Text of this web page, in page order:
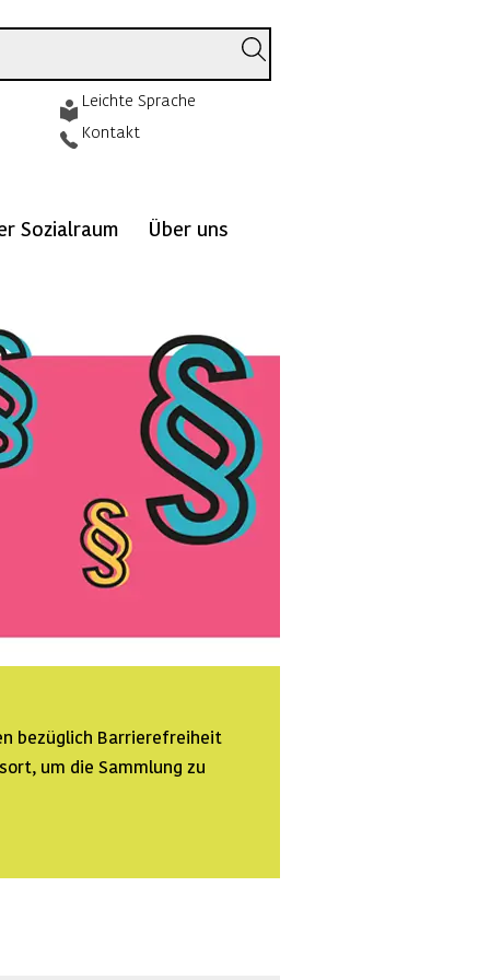
Leichte Sprache
Kontakt
Sozialraum Über uns
bezüglich Barrierefreiheit
um die Sammlung zu